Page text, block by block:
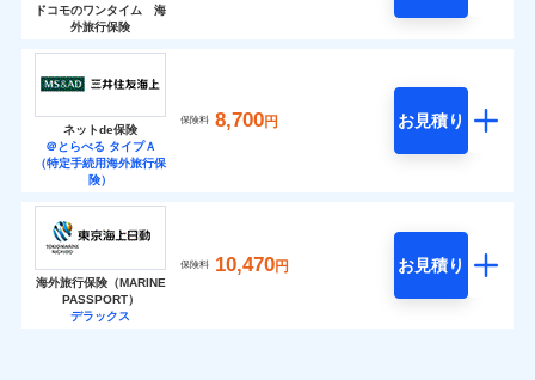
ドコモのワンタイム 海
外旅行保険
ネットde保険
＠とらべる タイプＡ
（特定手続用海外旅行保
険）
保険料 8,700円 お見積り
海外旅行保険（MARINE
PASSPORT）
デラックス
保険料 10,470円 お見積り